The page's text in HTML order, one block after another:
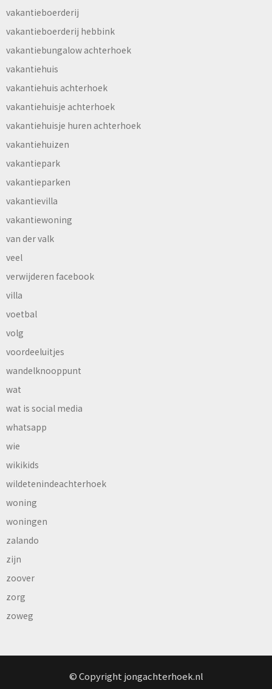
vakantieboerderij
vakantieboerderij hebbink
vakantiebungalow achterhoek
vakantiehuis
vakantiehuis achterhoek
vakantiehuisje achterhoek
vakantiehuisje huren achterhoek
vakantiehuizen
vakantiepark
vakantieparken
vakantievilla
vakantiewoning
van der valk
veel
verwijderen facebook
villa
voetbal
volg
voordeeluitjes
wandelknooppunt
wat
wat is social media
whatsapp
wie
wikikids
wildetenindeachterhoek
woning
woningen
zalando
zijn
zoover
zorg
zoweg
© Copyright jongachterhoek.nl